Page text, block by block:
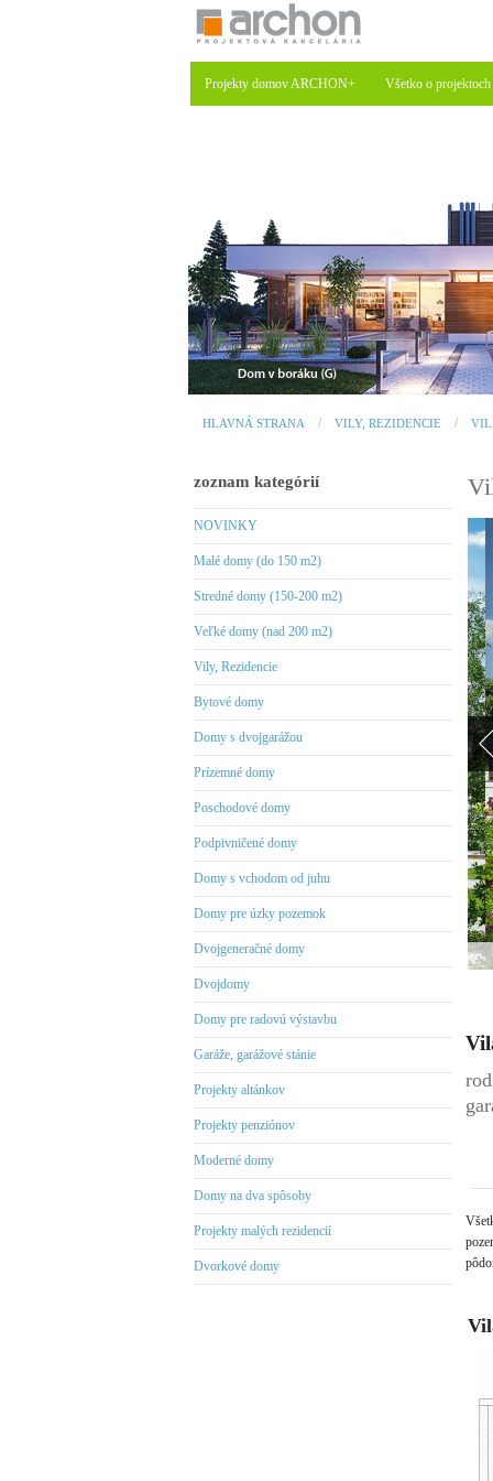
Projekty domov ARCHON+ Všetko o projektoch
HLAVNÁ STRANA VILY, REZIDENCIE
zoznam kategórií
NOVINKY
Malé domy (do 150 m2)
Stredné domy (150-200 m2)
Veľké domy (nad 200 m2)
Vily, Rezidencie
Bytové domy
Domy s dvojgarážou
Prízemné domy
Poschodové domy
Podpivničené domy
Domy s vchodom od juhu
Domy pre úzky pozemok
Dvojgeneračné domy
Dvojdomy
Domy pre radovú výstavbu
Garáže, garážové stánie
Projekty altánkov
Projekty penziónov
Moderné domy
Domy na dva spôsoby
Projekty malých rezidencií
Dvorkové domy